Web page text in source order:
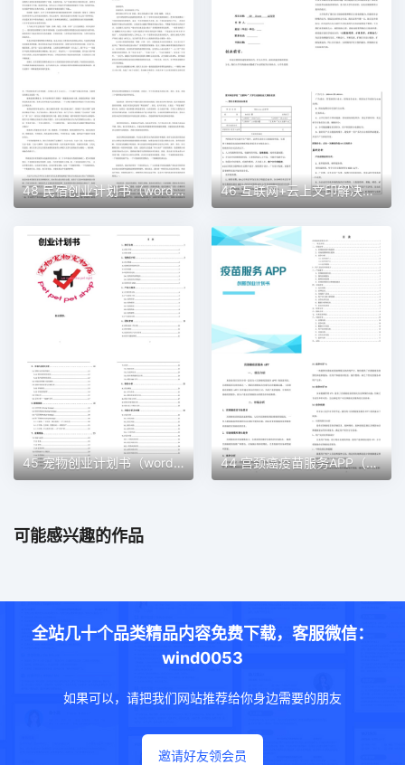
48 民宿创业计划书（word＋ppt配套）创业计划书word模板 46 互联网+云上文印解决方案创业计划书（word＋ppt配套）创业计划书word模板
45 宠物创业计划书（word＋ppt配套）创业计划书word模板 44 宫颈癌疫苗服务APP（word＋ppt配套）创业计划书word模板
可能感兴趣的作品
全站几十个品类精品内容免费下载，客服微信：
wind0053
如果可以，请把我们网站推荐给你身边需要的朋友
邀请好友领会员